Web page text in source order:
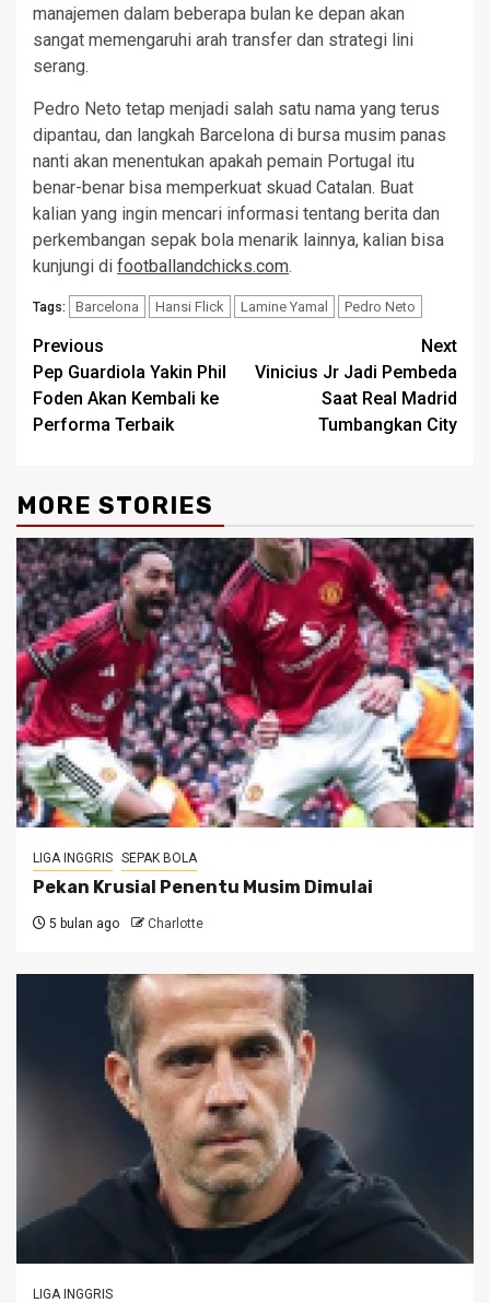
manajemen dalam beberapa bulan ke depan akan
sangat memengaruhi arah transfer dan strategi lini
serang.
Pedro Neto tetap menjadi salah satu nama yang terus
dipantau, dan langkah Barcelona di bursa musim panas
nanti akan menentukan apakah pemain Portugal itu
benar-benar bisa memperkuat skuad Catalan. Buat
kalian yang ingin mencari informasi tentang berita dan
perkembangan sepak bola menarik lainnya, kalian bisa
kunjungi di footballandchicks.com.
Tags: Barcelona Hansi Flick Lamine Yamal Pedro Neto
Post
navigation
Previous
Pep Guardiola Yakin Phil
Foden Akan Kembali ke
Performa Terbaik
Next
Vinicius Jr Jadi Pembeda
Saat Real Madrid
Tumbangkan City
MORE STORIES
LIGA INGGRIS SEPAK BOLA
Pekan Krusial Penentu Musim Dimulai
5 bulan ago Charlotte
LIGA INGGRIS